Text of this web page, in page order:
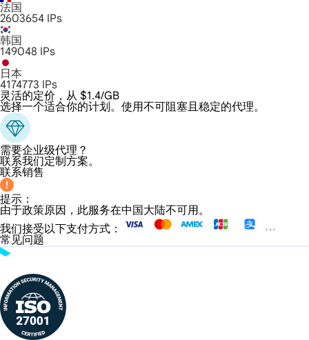
法国
2603654 IPs
韩国
149048 IPs
日本
4174773 IPs
灵活的定价，从 $1.4/GB
选择一个适合你的计划。使用不可阻塞且稳定的代理。
需要企业级代理？
联系我们定制方案。
联系销售
提示：
由于政策原因，此服务在中国大陆不可用。
我们接受以下支付方式：
常见问题